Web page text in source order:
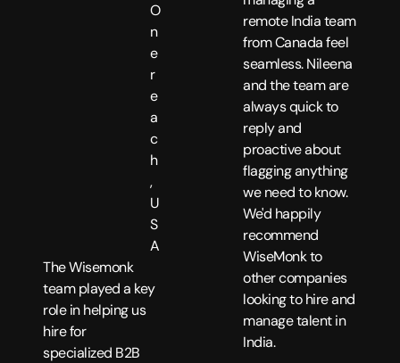
O
n
e
r
e
a
c
h
,
U
S
A
The Wisemonk
team played a key
role in helping us
hire for
specialized B2B
remote India team
from Canada feel
seamless. Nileena
and the team are
always quick to
reply and
proactive about
flagging anything
we need to know.
We'd happily
recommend
WiseMonk to
other companies
looking to hire and
manage talent in
India.